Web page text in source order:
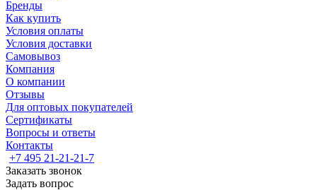
Бренды
Как купить
Условия оплаты
Условия доставки
Самовывоз
Компания
О компании
Отзывы
Для оптовых покупателей
Сертификаты
Вопросы и ответы
Контакты
+7 495 21-21-21-7
Заказать звонок
Задать вопрос